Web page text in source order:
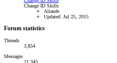
Change ID Skills
Aliande
Updated: Jul 25, 2015
Forum statistics
Threads
3,854
Messages
21,343